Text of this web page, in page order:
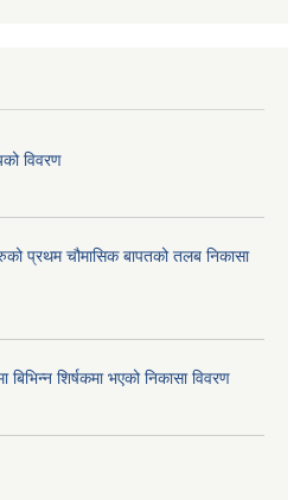
विवरण
प्रथम चौमासिक बापतको तलब निकासा
बिभिन्न शिर्षकमा भएको निकासा विवरण